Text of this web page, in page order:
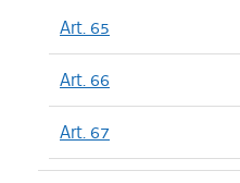
Art. 65
Art. 66
Art. 67